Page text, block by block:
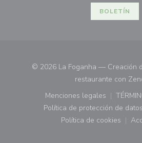
BOLETÍN
© 2026 La Foganha — Creación
restaurante con
Menciones legales
((abre en una
Política de protección de
((abre
Política de cookies
((abre en una